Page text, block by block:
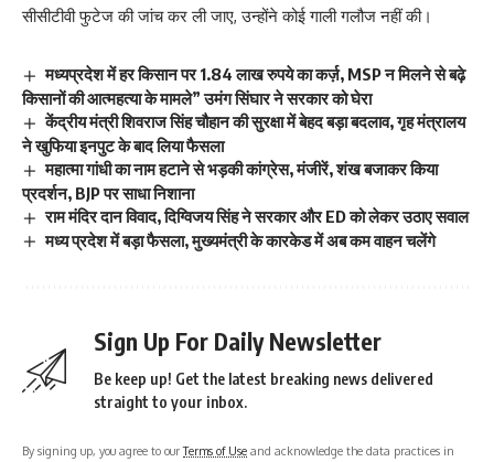
सीसीटीवी फुटेज की जांच कर ली जाए, उन्होंने कोई गाली गलौज नहीं की।
मध्यप्रदेश में हर किसान पर 1.84 लाख रुपये का कर्ज़, MSP न मिलने से बढ़े
किसानों की आत्महत्या के मामले” उमंग सिंघार ने सरकार को घेरा
केंद्रीय मंत्री शिवराज सिंह चौहान की सुरक्षा में बेहद बड़ा बदलाव, गृह मंत्रालय
ने खुफिया इनपुट के बाद लिया फैसला
महात्मा गांधी का नाम हटाने से भड़की कांग्रेस, मंजीरें, शंख बजाकर किया
प्रदर्शन, BJP पर साधा निशाना
राम मंदिर दान विवाद, दिग्विजय सिंह ने सरकार और ED को लेकर उठाए सवाल
मध्य प्रदेश में बड़ा फैसला, मुख्यमंत्री के कारकेड में अब कम वाहन चलेंगे
Sign Up For Daily Newsletter
Be keep up! Get the latest breaking news delivered
straight to your inbox.
By signing up, you agree to ourTerms of Use and acknowledge the data practices in